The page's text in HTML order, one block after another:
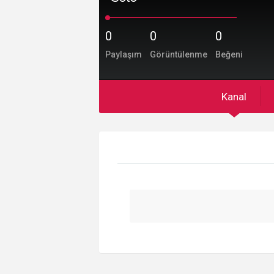
0
Paylaşım
0
Görüntülenme
0
Beğeni
Kanal